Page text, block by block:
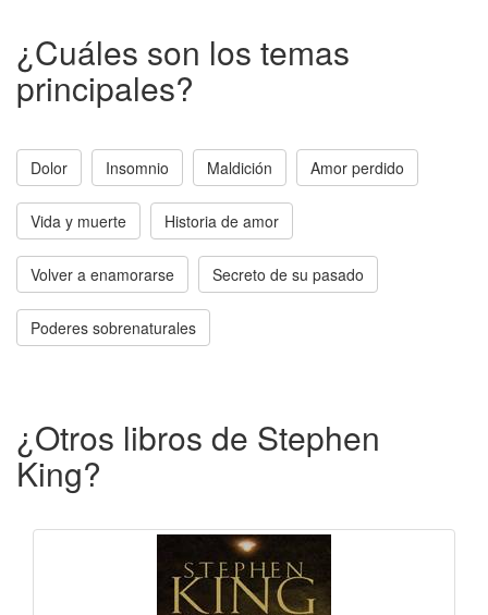
¿Cuáles son los temas
principales?
Dolor Insomnio Maldición Amor perdido
Vida y muerte Historia de amor
Volver a enamorarse Secreto de su pasado
Poderes sobrenaturales
¿Otros libros de Stephen
King?